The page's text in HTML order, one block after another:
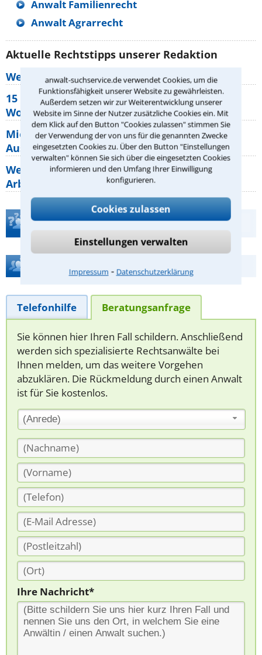
anwalt-suchservice.de verwendet Cookies, um die
Funktionsfähigkeit unserer Website zu gewährleisten.
Außerdem setzen wir zur Weiterentwicklung unserer
Website im Sinne der Nutzer zusätzliche Cookies ein. Mit
dem Klick auf den Button "Cookies zulassen" stimmen Sie
der Verwendung der von uns für die genannten Zwecke
eingesetzten Cookies zu. Über den Button "Einstellungen
verwalten" können Sie sich über die eingesetzten Cookies
informieren und den Umfang Ihrer Einwilligung
konfigurieren.
Cookies zulassen
Einstellungen verwalten
Impressum ⁃ Datenschutzerklärung
Anwalt Familienrecht
Anwalt Agrarrecht
Aktuelle Rechtstipps unserer Redaktion
Wer muss Zweitwohnungssteuer zahlen?
15 elementare Rechte, die jeder
Wohnungseigentümer kennen sollte
Mietpreisbremse 2026: Alle Regeln,
Ausnahmen und Rechte für Mieter
Welche Regeln für Teilnahme, Urlaub,
Arbeitszeit gelten beim
Teste Dein Rechtswissen
Hilfe bei Ihrer Anwaltsuche?
Telefonhilfe Beratungsanfrage
Sie können hier Ihren Fall schildern. Anschließend
werden sich spezialisierte Rechtsanwälte bei
Ihnen melden, um das weitere Vorgehen
abzuklären. Die Rückmeldung durch einen Anwalt
ist für Sie kostenlos.
(Anrede)
Ihre Nachricht*